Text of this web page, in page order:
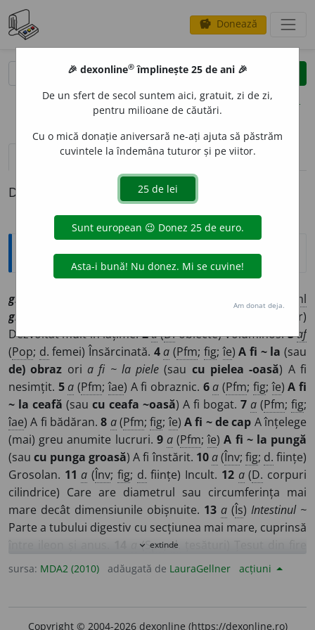
savings Donează
clear
opțiuni
definiții (1) pronunțievolume_up (50)
Definiția cu ID-ul 1104772:
Explicative DEX
gros
ml
grossus
părți ale corpului lor)
Dezvoltat mult în lățime.2 a(D.obiecte) Voluminos.3 af
(Pop; d. femei) Însărcinată. 4 a (Pfm; fig;îe)A fi ~ la (sau
de) obraz ori a fi ~ la piele (sau cu pielea -oasă) A fi
nesimțit. 5 a (Pfm;îae) A fi obraznic. 6 a (Pfm; fig;îe)A fi
~ la ceafă (sau cu ceafa ~oasă) A fi bogat. 7 a (Pfm; fig;
îae) A fi bădăran.8 a(Pfm;fig;îe)A fi ~ de cap A înțelege
(mai) greu anumite lucruri. 9 a(Pfm;îe)A fi ~ la pungă
(saucu punga groasă) A fi înstărit. 10a(Înv; fig; d. ființe)
Grosolan. 11 a (Înv; fig; d. ființe) Incult. 12 a(D. corpuri
cilindrice) Care are diametrul sau circumferința mai
mare decât dimensiunile obișnuite. 13 a (Îs) Intestinul ~
Parte a tubului digestiv cu secțiunea mai mare, cuprinsă
( Spc;d.
groase (12).15 a D.materii lichide sau gazoase) Dens.
expand_more extinde
sursa: MDA2 (2010) adăugată de LauraGellner acțiuni
Copyright © 2004-2026 dexonline (https://dexonline.ro)
🎉 dexonline® împlinește 25 de ani 🎉
De un sfert de secol suntem aici, gratuit, zi de zi,
pentru milioane de căutări.
Cu o mică donație aniversară ne-ați ajuta să păstrăm
cuvintele la îndemâna tuturor și pe viitor.
Am donat deja.